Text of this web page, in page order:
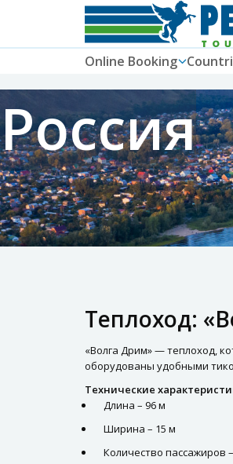
Online Booking
Россия
Теплоход:
«Волга Дрим» — теплоход,
оборудованы удобными
Технические
Длина – 96 м
Ширина – 15 м
Количество пассажиров